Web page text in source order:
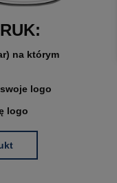
na którym
logo
logo